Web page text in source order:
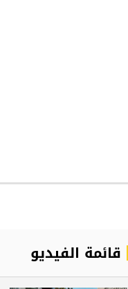
قائمة الفيديو